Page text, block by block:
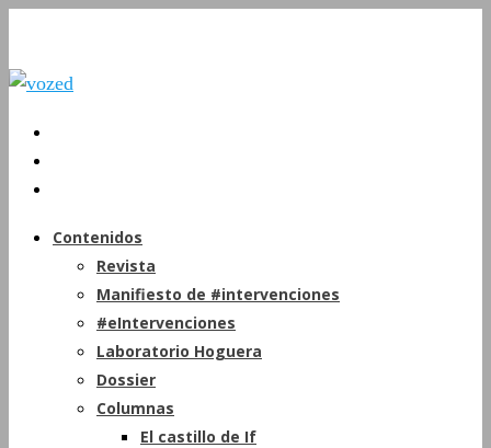
Contenidos
Revista
Manifiesto de #intervenciones
#eIntervenciones
Laboratorio Hoguera
Dossier
Columnas
El castillo de If